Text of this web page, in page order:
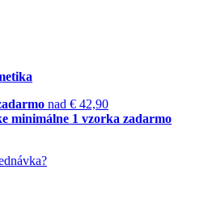
nad € 42,90
minimálne 1 vzorka zadarmo